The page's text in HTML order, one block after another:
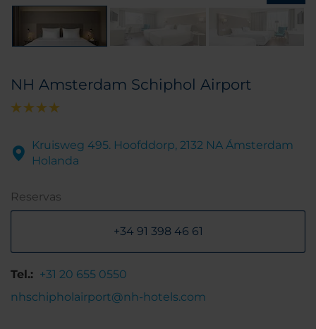
NH Amsterdam Schiphol Airport
Kruisweg 495. Hoofddorp, 2132 NA Ámsterdam
Holanda
Reservas
+34 91 398 46 61
Tel.: +31 20 655 0550
nhschipholairport@nh-hotels.com